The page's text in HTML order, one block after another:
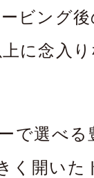
ビング
に念入
で選べる
く開い